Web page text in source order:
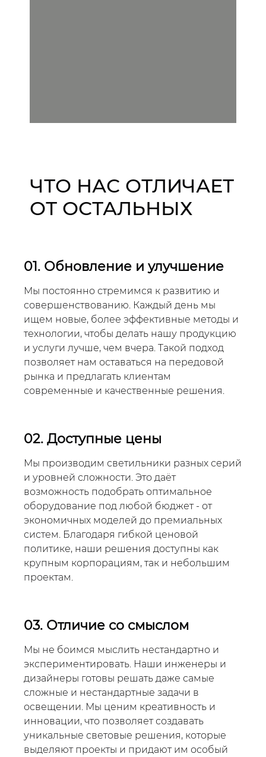
ЧТО НАС ОТЛИЧАЕТ
ОТ ОСТАЛЬНЫХ
01. Обновление и улучшение
Мы постоянно стремимся к развитию и
совершенствованию. Каждый день мы
ищем новые, более эффективные методы и
технологии, чтобы делать нашу продукцию
и услуги лучше, чем вчера. Такой подход
позволяет нам оставаться на передовой
рынка и предлагать клиентам
современные и качественные решения.
02. Доступные цены
Мы производим светильники разных серий
и уровней сложности. Это даёт
возможность подобрать оптимальное
оборудование под любой бюджет - от
экономичных моделей до премиальных
систем. Благодаря гибкой ценовой
политике, наши решения доступны как
крупным корпорациям, так и небольшим
проектам.
03. Отличие со смыслом
Мы не боимся мыслить нестандартно и
экспериментировать. Наши инженеры и
дизайнеры готовы решать даже самые
сложные и нестандартные задачи в
освещении. Мы ценим креативность и
инновации, что позволяет создавать
уникальные световые решения, которые
выделяют проекты и придают им особый